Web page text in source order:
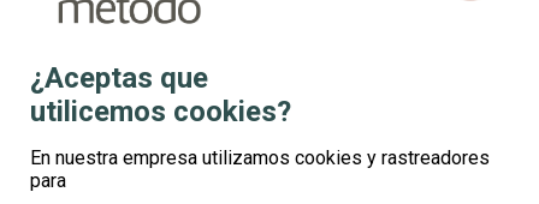
business_center
location_on
mouse
watch_later
¿Aceptas que
utilicemos cookies?
En nuestra empresa utilizamos cookies y rastreadores
para